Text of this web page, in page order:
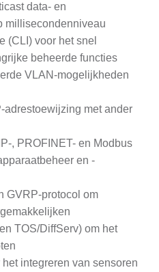
data- en
millisecondenniveau
(CLI) voor het snel
beheerde functies
VLAN-mogelijkheden
adrestoewijzing met ander
, PROFINET- en Modbus
en -
GVRP-protocol om
TOS/DiffServ) om het
integreren van sensoren